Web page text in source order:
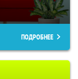
ПОДРОБНЕЕ